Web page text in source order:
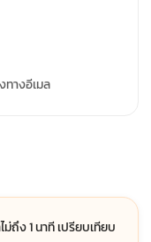
ทางอีเมล
ไม่ถึง 1 นาที เปรียบเทียบ